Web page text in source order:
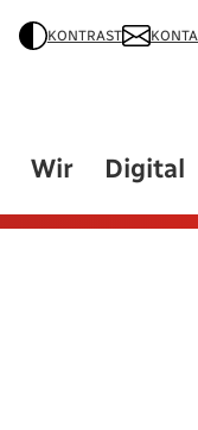
KONTRAST
Wir Digital